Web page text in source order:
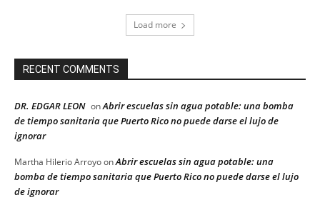
Load more
RECENT COMMENTS
DR. EDGAR LEON onAbrir escuelas sin agua potable: una bomba
de tiempo sanitaria que Puerto Rico no puede darse el lujo de
ignorar
Martha Hilerio ArroyoonAbrir escuelas sin agua potable: una
bomba de tiempo sanitaria que Puerto Rico no puede darse el lujo
de ignorar